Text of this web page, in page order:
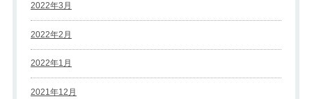
2022年3月
2022年2月
2022年1月
2021年12月